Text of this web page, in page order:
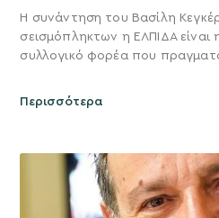
Η συνάντηση του Βασίλη
σεισμόπληκτων η ΕΛΠΙΔΑ
συλλογικό φορέα που
Περισσότερα